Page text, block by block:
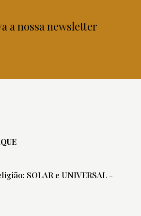
a nossa newsletter
SOLAR e UNIVERSAL -